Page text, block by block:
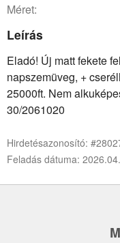
méret:
Leírás
Eladó! Új matt fekete
napszemüveg, +
25000ft. Nem
30/2061020
Hirdetésazonosító:
Feladás dátuma: